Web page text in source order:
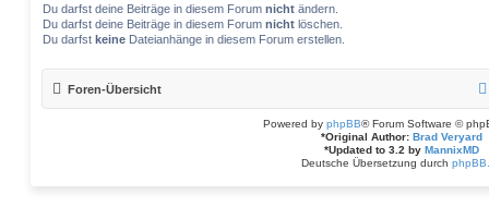
Du darfst deine Beiträge in diesem Forum nicht ändern.
Du darfst deine Beiträge in diesem Forum nicht löschen.
Du darfst keine Dateianhänge in diesem Forum erstellen.
Foren-Übersicht
Powered by phpBB® Forum Software ©
*Original Author: Brad Veryard
*Updated to 3.2 by MannixMD
Deutsche Übersetzung durch